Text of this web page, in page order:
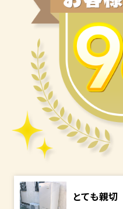
とても親切